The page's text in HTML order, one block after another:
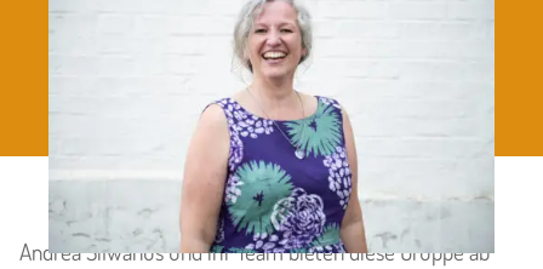
LEBENSPROZESSE
TEAM ANDREA
Andrea Silwanus und ihr Team bieten diese Gruppe ab